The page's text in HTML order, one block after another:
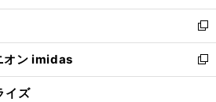
開
く
ウ
で
開
く
ン
ド
ウ
で
開
ウ
ィ
ン
ド
ウ
し
い
ウ
ィ
ン
新
し
い
ウ
オン imidas
新
し
イズ